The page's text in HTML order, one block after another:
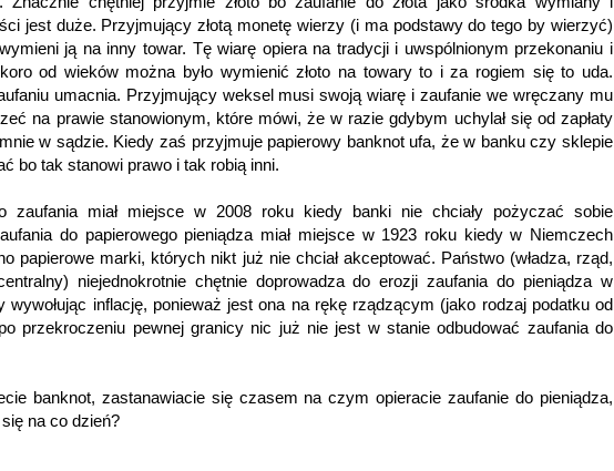
jest duże. Przyjmujący złotą monetę wierzy (i ma podstawy do tego by wierzyć)
ją na inny towar. Tę wiarę opiera na tradycji i uwspólnionym przekonaniu i
od wieków można było wymienić złoto na towary to i za rogiem się to uda.
umacnia. Przyjmujący weksel musi swoją wiarę i zaufanie we wręczany mu
na prawie stanowionym, które mówi, że w razie gdybym uchylał się od zapłaty
w sądzie. Kiedy zaś przyjmuje papierowy banknot ufa, że w banku czy sklepie
bo tak stanowi prawo i tak robią inni.
zaufania miał miejsce w 2008 roku kiedy banki nie chciały pożyczać sobie
do papierowego pieniądza miał miejsce w 1923 roku kiedy w Niemczech
papierowe marki, których nikt już nie chciał akceptować. Państwo (władza, rząd,
niejednokrotnie chętnie doprowadza do erozji zaufania do pieniądza w
wywołując inflację, ponieważ jest ona na rękę rządzącym (jako rodzaj podatku od
przekroczeniu pewnej granicy nic już nie jest w stanie odbudować zaufania do
banknot, zastanawiacie się czasem na czym opieracie zaufanie do pieniądza,
na co dzień?